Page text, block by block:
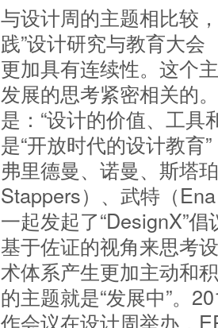
与设计周的主题相比较
践”设计研究与教育大
更加具有连续性。这个
发展的思考紧密相关的
是：“设计的价值、工具
是“开放时代的设计教育
弗里德曼、诺曼、斯塔
Stappers）、武特（
一起发起了“DesignX”
基于佐证的视角来思考
术体系产生更加主动和
的主题就是“发展中”。
作会议在设计周举办，